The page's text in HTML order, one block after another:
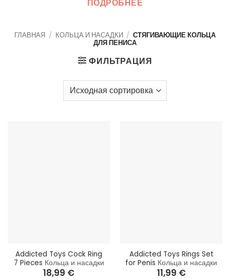
может стать новым источником страсти в вашей
замедлить отток крови, тем самым усиливая и
продлевая эрекцию. Благодаря простоте
ПОДРОБНЕЕ
ГЛАВНАЯ / КОЛЬЦА И НАСАДКИ / СТЯГИВАЮЩИЕ КОЛЬЦА
ДЛЯ ПЕНИСА
ФИЛЬТРАЦИЯ
Addicted Toys Cock Ring
7 Pieces Кольца и насадки
18,99 €
Addicted Toys Rings Set
for Penis Кольца и насадки
11,99 €